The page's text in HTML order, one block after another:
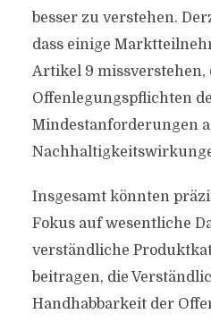
besser zu verstehen.
dass einige
Artikel 9 missverstehen,
Offenlegungspflichten
Mindestanforderungen
Insgesamt könnten
Fokus auf wesentliche
verständliche
beitragen, die
Handhabbarkeit der